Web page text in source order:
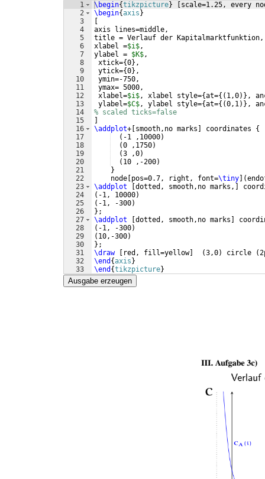
1
2
3
4
5
6
7
8
9
10
11
12
13
14
15
16
17
18
19
20
21
22
23
24
25
26
27
28
29
30
31
32
33
\begin{tikzpicture}
scale=1.25, every
\begin{axis }
axis lines=middle,
title = Verlauf der Kapitalmarktfunktion,
xlabel =$i$,
ylabel = $K$,
xtick={0} ,
ytick={0} ,
ymin=-750,
ymax= 5000,
xlabel=$i$, xlabel style={at={( 1,0)} ,
ylabel=$C$, ylabel style={at={(0,1)} ,
% scaled ticks=false
\addplot+ smooth,no marks coordinates {
( -1 ,10000)
(0 ,1750)
(3 ,0)
( 10 ,-200)
}
    node
pos=0.7, right, font=\tiny (
\addplot
dotted, smooth,no marks,
( -1, 10000)
( -1, -300)
} ;
\addplot
dotted, smooth,no marks
( -1, -300)
( 10,-300)
} ;
\draw
red, fill=yellow] (3,0) circle (
\end {axis }
\end {tikzpicture}
Ausgabe erzeugen